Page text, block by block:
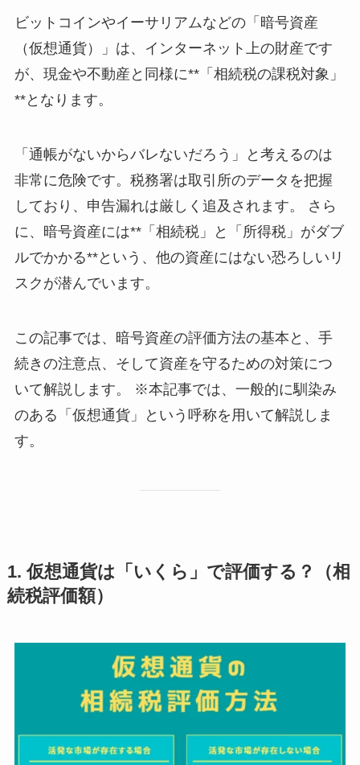
ビットコインやイーサリアムなどの「暗号資産
（仮想通貨）」は、インターネット上の財産です
が、現金や不動産と同様に**「相続税の課税対象」
**となります。
「通帳がないからバレないだろう」と考えるのは
非常に危険です。税務署は取引所のデータを把握
しており、申告漏れは厳しく追及されます。 さら
に、暗号資産には**「相続税」と「所得税」がダブ
ルでかかる**という、他の資産にはない恐ろしいリ
スクが潜んでいます。
この記事では、暗号資産の評価方法の基本と、手
続きの注意点、そして資産を守るための対策につ
いて解説します。 ※本記事では、一般的に馴染み
のある「仮想通貨」という呼称を用いて解説しま
す。
1. 仮想通貨は「いくら」で評価する？（相
続税評価額）